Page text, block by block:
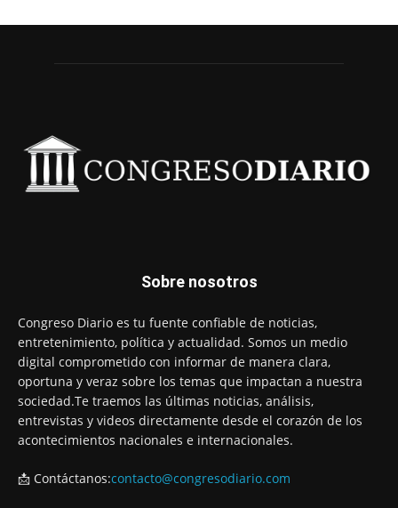
Sobre nosotros
Congreso Diario es tu fuente confiable de noticias,
entretenimiento, política y actualidad. Somos un medio
digital comprometido con informar de manera clara,
oportuna y veraz sobre los temas que impactan a nuestra
sociedad.Te traemos las últimas noticias, análisis,
entrevistas y videos directamente desde el corazón de los
acontecimientos nacionales e internacionales.
📩 Contáctanos:contacto@congresodiario.com